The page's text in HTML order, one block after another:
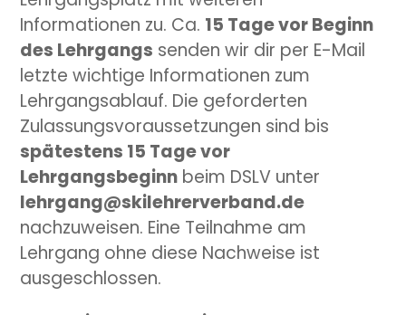
Informationen zu. Ca. 15 Tage vor Beginn
des Lehrgangs senden wir dir per E-Mail
letzte wichtige Informationen zum
Lehrgangsablauf. Die geforderten
Zulassungsvoraussetzungen sind bis
spätestens 15 Tage vor
Lehrgangsbeginn beim DSLV unter
lehrgang@skilehrerverband.de
nachzuweisen. Eine Teilnahme am
Lehrgang ohne diese Nachweise ist
ausgeschlossen.